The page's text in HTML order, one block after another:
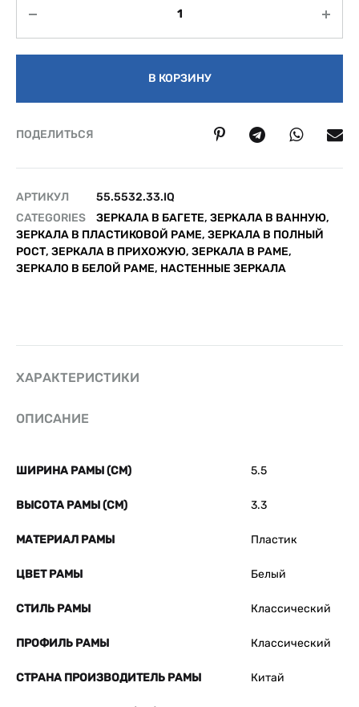
В КОРЗИНУ
ПОДЕЛИТЬСЯ
АРТИКУЛ
55.5532.33.IQ
CATEGORIES
ЗЕРКАЛА В БАГЕТЕ, ЗЕРКАЛА В ВАННУЮ,
ЗЕРКАЛА В ПЛАСТИКОВОЙ РАМЕ, ЗЕРКАЛА В ПОЛНЫЙ
РОСТ, ЗЕРКАЛА В ПРИХОЖУЮ, ЗЕРКАЛА В РАМЕ,
ЗЕРКАЛО В БЕЛОЙ РАМЕ, НАСТЕННЫЕ ЗЕРКАЛА
ХАРАКТЕРИСТИКИ
ОПИСАНИЕ
ШИРИНА РАМЫ (СМ) 5.5
ВЫСОТА РАМЫ (СМ) 3.3
МАТЕРИАЛ РАМЫ Пластик
ЦВЕТ РАМЫ Белый
СТИЛЬ РАМЫ Классический
ПРОФИЛЬ РАМЫ Классический
СТРАНА ПРОИЗВОДИТЕЛЬ РАМЫ Китай